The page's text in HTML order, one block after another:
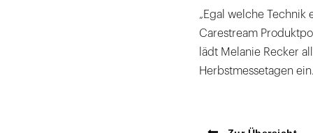
„Egal welche
Carestream
lädt Melanie Recker
Herbstmessetagen ein.